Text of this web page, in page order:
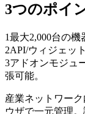
3つのポイ
1最大2,000台の
2API/ウィジェッ
3アドオンモジュ
張可能。
産業ネットワー
ウザで一元管理